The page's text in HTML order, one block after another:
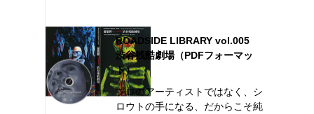
ROADSIDE LIBRARY vol.005
渋谷残酷劇場（PDFフォーマッ
ト）
プロのアーティストではなく、シ
ロウトの手になる、だからこそ純